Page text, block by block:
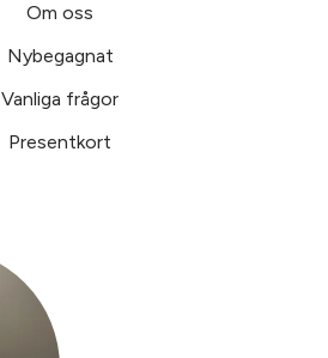
Om oss
Nybegagnat
Vanliga frågor
Presentkort